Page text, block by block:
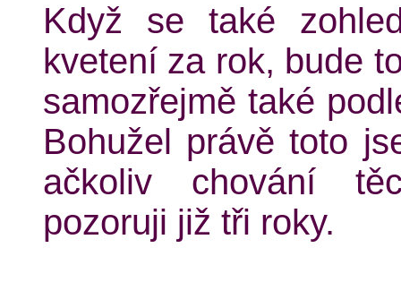
Když se také
kvetení za rok, bude
samozřejmě také
Bohužel právě toto
ačkoliv chování
pozoruji již tři roky.